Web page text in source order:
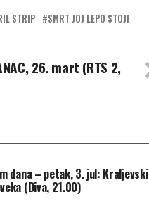
STRIP SMRT JOJ LEPO STOJI
26. mart (RTS 2,
dana – petak, 3. jul: Kraljevski
(Diva, 21.00)